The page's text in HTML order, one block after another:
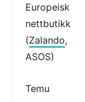
Europeisk
nettbutikk
(Zalando,
ASOS)
Temu